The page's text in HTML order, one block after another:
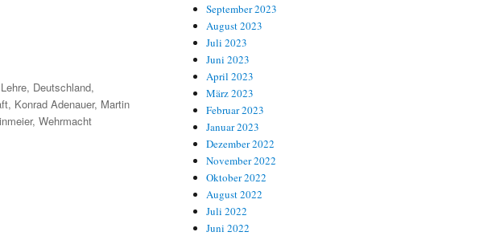
, Deutschland,
, Konrad Adenauer, Martin
,Wehrmacht
September 2023
August 2023
Juli 2023
Juni 2023
April 2023
März 2023
Februar 2023
Januar 2023
Dezember 2022
November 2022
Oktober 2022
August 2022
Juli 2022
Juni 2022